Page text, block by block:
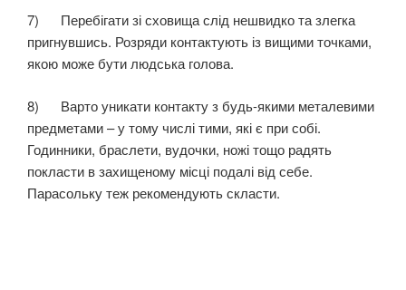
7) Перебігати зі сховища слід нешвидко та злегка
пригнувшись. Розряди контактують із вищими точками,
якою може бути людська голова.
8) Варто уникати контакту з будь-якими металевими
предметами – у тому числі тими, які є при собі.
Годинники, браслети, вудочки, ножі тощо радять
покласти в захищеному місці подалі від себе.
Парасольку теж рекомендують скласти.